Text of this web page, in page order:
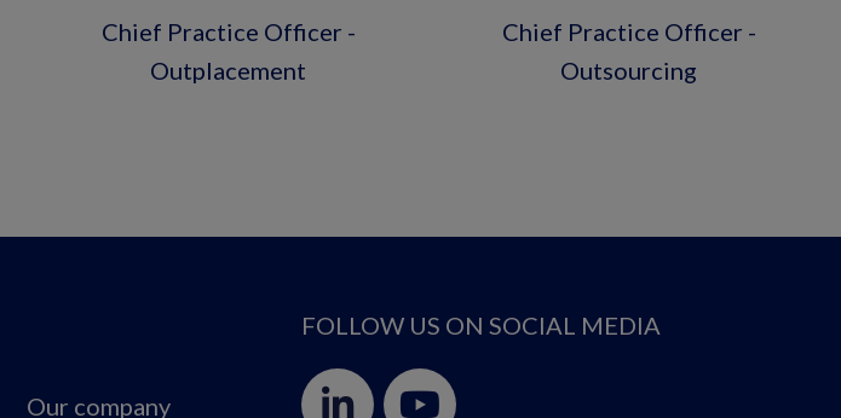
Chief Practice Officer -
Outplacement
Chief Practice Officer -
Outsourcing
Our company
FOLLOW US ON SOCIAL MEDIA